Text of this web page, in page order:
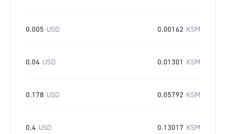
0.005 USD 0.00162 KSM
0.04 USD 0.01301 KSM
0.178 USD 0.05792 KSM
0.4 USD 0.13017 KSM